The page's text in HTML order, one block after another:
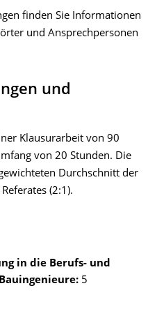
finden Sie Informationen
und Ansprechpersonen
und
Klausurarbeit von 90
von 20 Stunden. Die
Durchschnitt der
(2:1).
in die Berufs- und
5